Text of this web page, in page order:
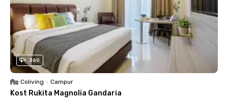
360
Coliving • Campur
Kost Rukita Magnolia Gandaria